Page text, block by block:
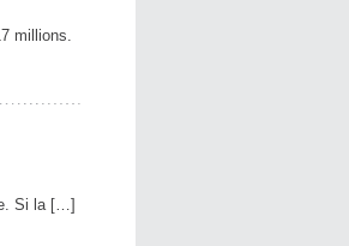
millions.
Si la […]